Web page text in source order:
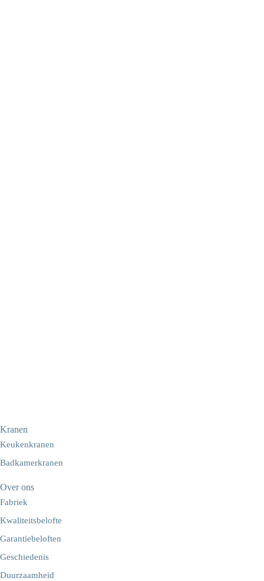
Kranen
Keukenkranen
Badkamerkranen
Over ons
Fabriek
Kwaliteitsbelofte
Garantiebeloften
Geschiedenis
Duurzaamheid